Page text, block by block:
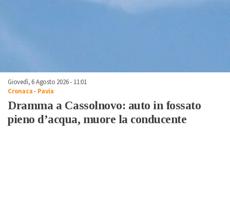
Giovedì, 6 Agosto 2026 - 11:01
Cronaca- Pavia
Dramma a Cassolnovo: auto in fossato
pieno d’acqua, muore la conducente